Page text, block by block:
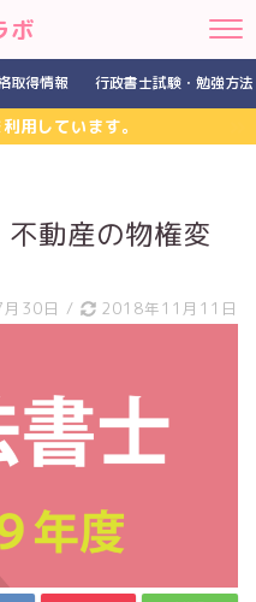
ボ
取得情報 行政書士試験・勉強方
用しています。
動産の物権変
30日 / 2018年11月11日